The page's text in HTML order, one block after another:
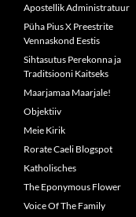
Apostellik Administratuur
Püha Pius X Preestrite
Vennaskond Eestis
Sihtasutus Perekonna ja
Traditsiooni Kaitseks
Maarjamaa Maarjale!
Objektiiv
Meie Kirik
Rorate Caeli Blogspot
Katholisches
The Eponymous Flower
Voice Of The Family